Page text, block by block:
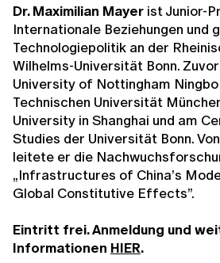
Dr. Maximilian Mayer ist Junior-
Internationale Beziehungen und
Technologiepolitik an der
Wilhelms-Universität Bonn.
University of Nottingham Ningbo
Technischen Universität
University in Shanghai und am
Studies der Universität Bonn.
leitete er die
„Infrastructures of China’s
Global Constitutive Effects”.
Eintritt frei. Anmeldung und
Informationen HIER.